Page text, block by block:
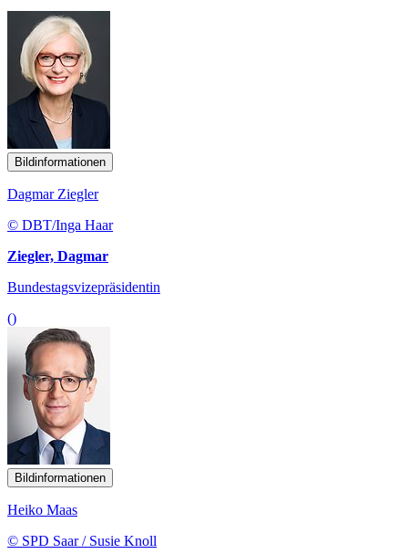
Bildinformationen
Dagmar Ziegler
© DBT/Inga Haar
Ziegler, Dagmar
Bundestagsvizepräsidentin
()
Bildinformationen
Heiko Maas
© SPD Saar / Susie Knoll